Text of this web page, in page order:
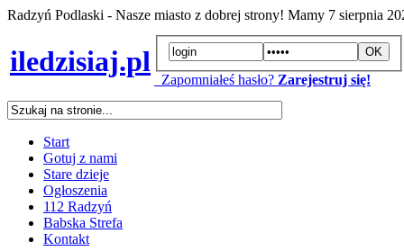
Radzyń Podlaski - Nasze miasto z dobrej strony! Mamy 7 sierpnia
iledzisiaj.pl
Zapomniałeś hasło? Zarejestruj się!
Start
Gotuj z nami
Stare dzieje
Ogłoszenia
112 Radzyń
Babska Strefa
Kontakt